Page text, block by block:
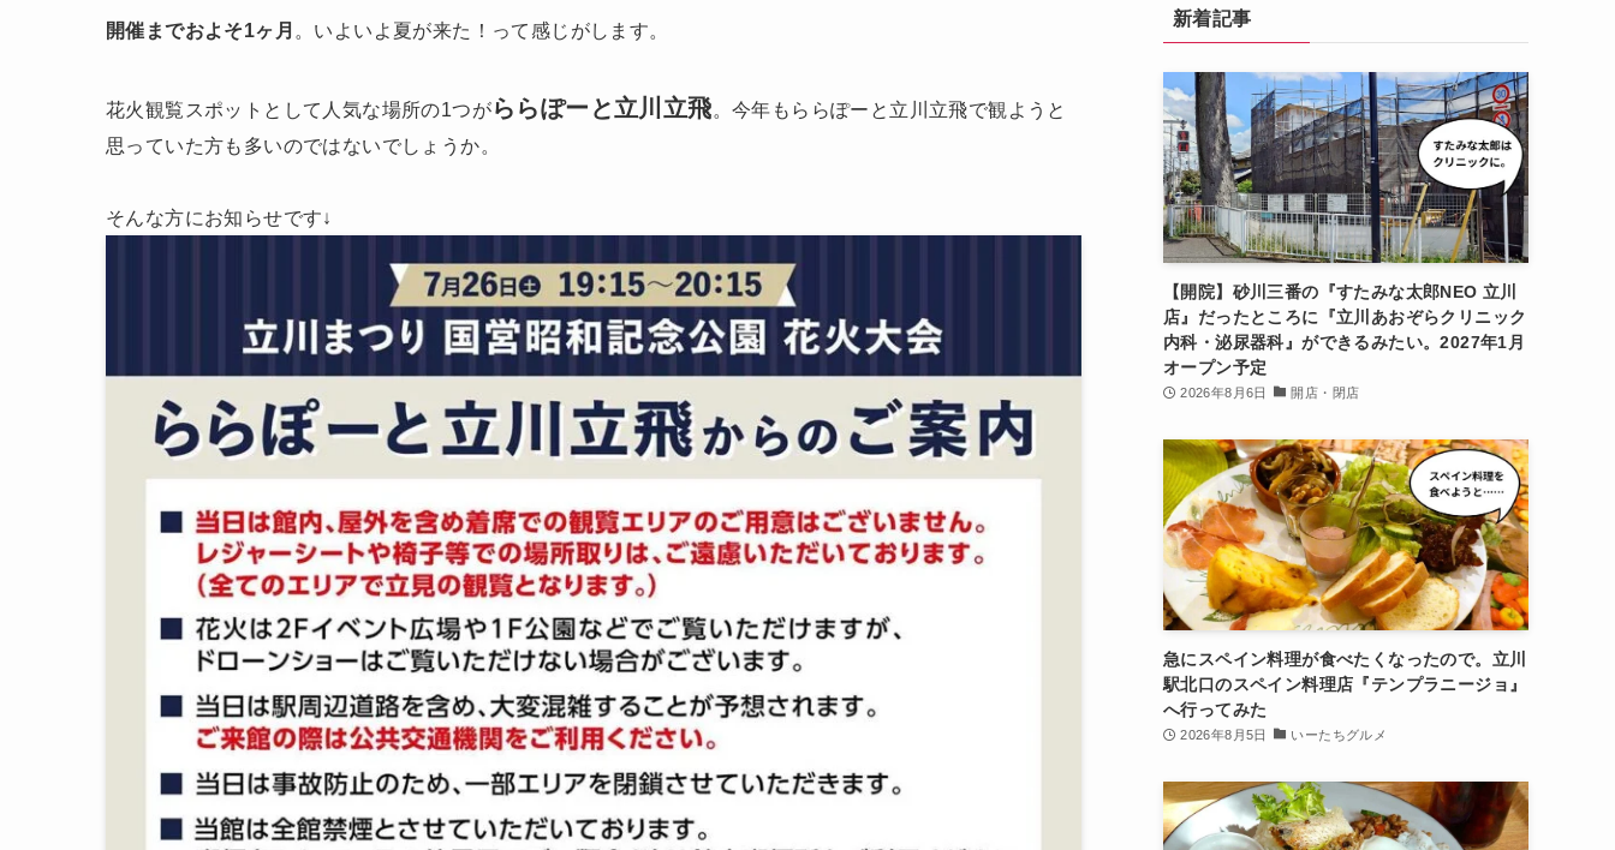
開催までおよそ1ヶ月 。いよいよ夏が来た！って感じがします。
花火観覧スポットとして人気な場所の1つがららぽーと立川立飛。今年もららぽーと立川立飛で観ようと
思っていた方も多いのではないでしょうか。
そんな方にお知らせです↓
新着記事
【開院】砂川三番の『すたみな太郎NEO 立川
店』だったところに『立川あおぞらクリニック
内科・泌尿器科』ができるみたい。2027年1月
オープン予定
2026年8月6日 開店・閉店
急にスペイン料理が食べたくなったので。立川
駅北口のスペイン料理店『テンプラニージョ』
へ行ってみた
2026年8月5日 いーたちグルメ